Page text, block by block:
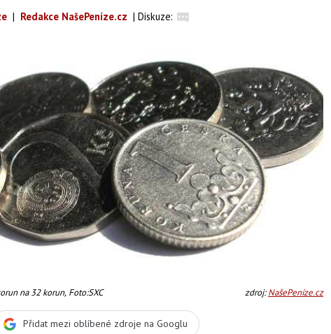
| Redakce NašePeníze.cz | Diskuze:
na 32 korun, Foto:SXC zdroj:NašePeníze.cz
Přidat mezi oblíbené zdroje na Googlu